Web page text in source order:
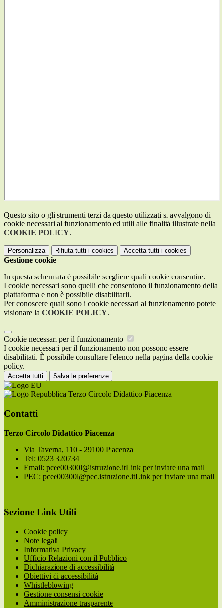
Questo sito o gli strumenti terzi da questo utilizzati si avvalgono di
cookie necessari al funzionamento ed utili alle finalità illustrate nella
COOKIE POLICY.
Personalizza Rifiuta tutti i cookies Accetta tutti i cookies
Gestione cookie
In questa schermata è possibile scegliere quali cookie consentire.
I cookie necessari sono quelli che consentono il funzionamento della
piattaforma e non è possibile disabilitarli.
Per conoscere quali sono i cookie necessari al funzionamento potete
visionare la COOKIE POLICY.
Cookie necessari per il funzionamento
I cookie necessari per il funzionamento non possono essere
disabilitati. È possibile consultare l'elenco nella pagina della cookie
policy.
Accetta tutti Salva le preferenze
Terzo Circolo Didattico Piacenza
Contatti
Terzo Circolo Didattico Piacenza
Via Taverna, 110 - 29100 Piacenza
Tel: 0523 320734
Email: pcee00300l@istruzione.itLink per inviare una mail
PEC: pcee00300l@pec.istruzione.itLink per inviare una mail
Sezione Link Utili
Cookie policy
Note legali
Informativa Privacy
Ufficio Relazioni con il Pubblico
Dichiarazione di accessibilità
Obiettivi di accessibilità
Whistleblowing
Gestione consensi cookie
Amministrazione trasparente